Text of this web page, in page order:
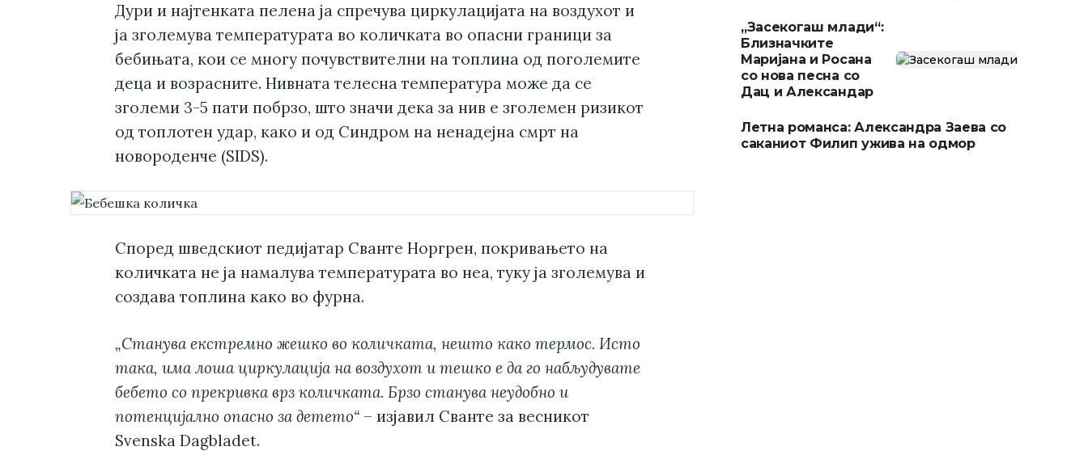
Дури и најтенката пелена ја спречува циркулацијата на воздухот и
ја зголемува температурата во количката во опасни граници за
бебињата, кои се многу почувствителни на топлина од поголемите
деца и возрасните. Нивната телесна температура може да се
зголеми 3-5 пати побрзо, што значи дека за нив е зголемен ризикот
од топлотен удар, како и од Синдром на ненадејна смрт на
новороденче (SIDS).
Според шведскиот педијатар Сванте Норгрен, покривањето на
количката не ја намалува температурата во неа, туку ја зголемува и
создава топлина како во фурна.
„Станува екстремно жешко во количката, нешто како термос. Исто
така, има лоша циркулација на воздухот и тешко е да го набљудувате
бебето со прекривка врз количката. Брзо станува неудобно и
потенцијално опасно за детето“ – изјавил Сванте за весникот
Svenska Dagbladet.
„Засекогаш млади“:
Близначките
Маријана и Росана
со нова песна со
Дац и Александар
Летна романса: Александра Заева со
саканиот Филип ужива на одмор